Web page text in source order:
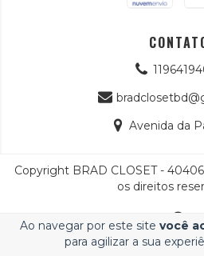
Ao navegar por este site você
para agilizar a sua
Avenida da
Copyright BRAD CLOSET -
os direitos